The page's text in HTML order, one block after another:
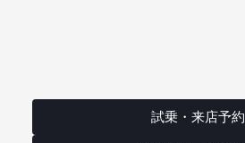
試乗・来店予約